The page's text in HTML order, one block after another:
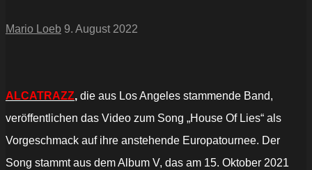
Mario Loeb 9. August 2022
ALCATRAZZ, die aus Los Angeles stammende Band,
veröffentlichen das Video zum Song „House Of Lies“ als
Vorgeschmack auf ihre anstehende Europatournee. Der
Song stammt aus dem Album V, das am 15. Oktober 2021